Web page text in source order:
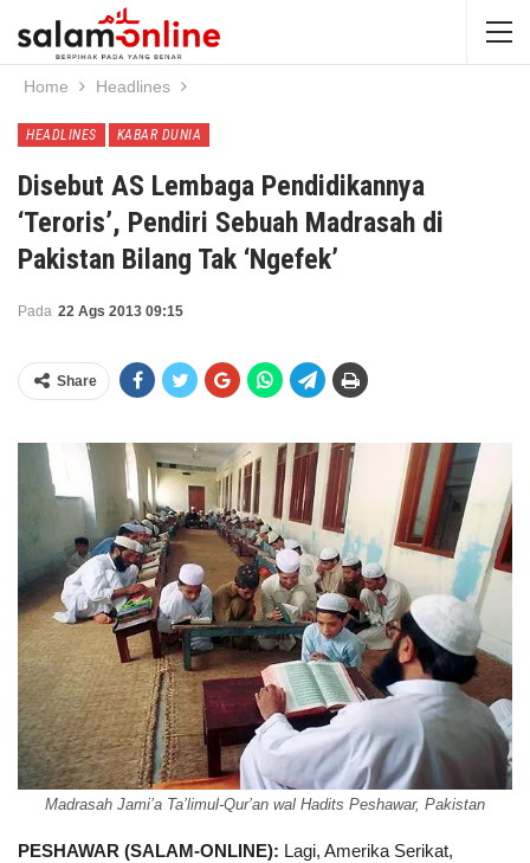
Home Headlines
HEADLINES KABAR DUNIA
Disebut AS Lembaga Pendidikannya
‘Teroris’, Pendiri Sebuah Madrasah di
Pakistan Bilang Tak ‘Ngefek’
Pada 22 Ags 2013 09:15
Share
Madrasah Jami’a Ta’limul-Qur’an wal Hadits Peshawar, Pakistan
PESHAWAR (SALAM-ONLINE): Lagi, Amerika Serikat,